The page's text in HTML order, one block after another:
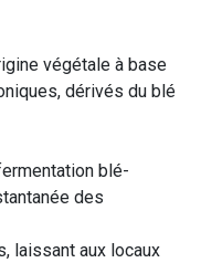
végétale à base
dérivés du blé
blé-
des
laissant aux locaux